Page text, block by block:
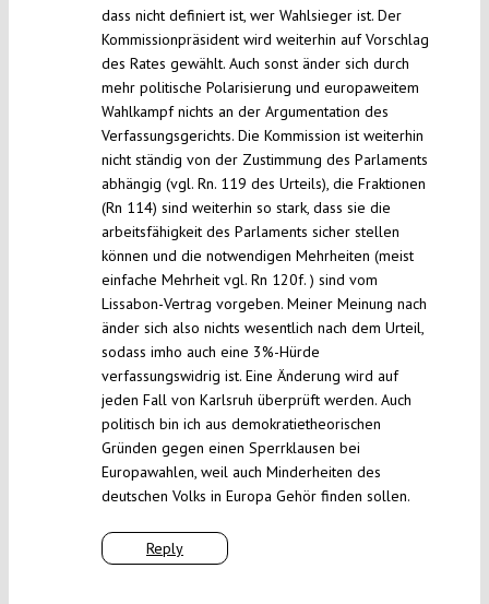
Reply
dass nicht definiert ist, wer Wahlsieger ist. Der
Kommissionpräsident wird weiterhin auf Vorschlag
des Rates gewählt. Auch sonst änder sich durch
mehr politische Polarisierung und europaweitem
Wahlkampf nichts an der Argumentation des
Verfassungsgerichts. Die Kommission ist weiterhin
nicht ständig von der Zustimmung des Parlaments
abhängig (vgl. Rn. 119 des Urteils), die Fraktionen
(Rn 114) sind weiterhin so stark, dass sie die
arbeitsfähigkeit des Parlaments sicher stellen
können und die notwendigen Mehrheiten (meist
einfache Mehrheit vgl. Rn 120f. ) sind vom
Lissabon-Vertrag vorgeben. Meiner Meinung nach
änder sich also nichts wesentlich nach dem Urteil,
sodass imho auch eine 3%-Hürde
verfassungswidrig ist. Eine Änderung wird auf
jeden Fall von Karlsruh überprüft werden. Auch
politisch bin ich aus demokratietheorischen
Gründen gegen einen Sperrklausen bei
Europawahlen, weil auch Minderheiten des
deutschen Volks in Europa Gehör finden sollen.